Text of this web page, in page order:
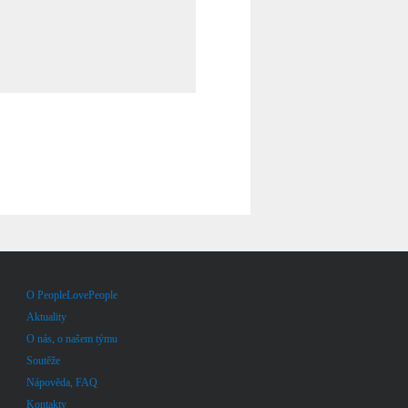
O PeopleLovePeople
Aktuality
O nás, o našem týmu
Soutěže
Nápověda, FAQ
Kontakty